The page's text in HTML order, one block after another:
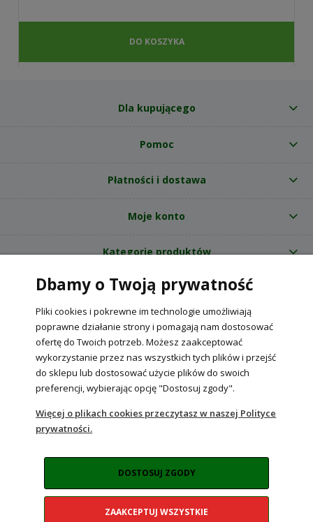
DO KOSZYKA
Dla kupującego
Pomoc
Płatności i dostawa
Moje konto
Kategorie produktów
O nas
Internetowy sklep ogrodniczy z nasionami RajOgrodnika.pl
NIP: 6090037061, REGON: 260240470 | Czarnca, ul. Tęczowa 31, 29-100
Włoszczowa
POKAŻ PEŁNĄ WERSJĘ STRONY
Sklep internetowy Shoper Premium
Dbamy o Twoją prywatność
Pliki cookies i pokrewne im technologie umożliwiają
poprawne działanie strony i pomagają nam dostosować
ofertę do Twoich potrzeb. Możesz zaakceptować
wykorzystanie przez nas wszystkich tych plików i przejść
do sklepu lub dostosować użycie plików do swoich
preferencji, wybierając opcję "Dostosuj zgody".
Więcej o plikach cookies przeczytasz w naszej Polityce
prywatności.
DOSTOSUJ ZGODY
ZAAKCEPTUJ WSZYSTKIE